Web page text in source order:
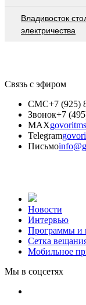
Владивосток
электричества
Связь с эфиром
СМС+7 (925)
Звонок+7
MAX
Telegram
Письмо
Новости
Интервью
Программы и
Сетка
Мобильное
Мы в соцсетях